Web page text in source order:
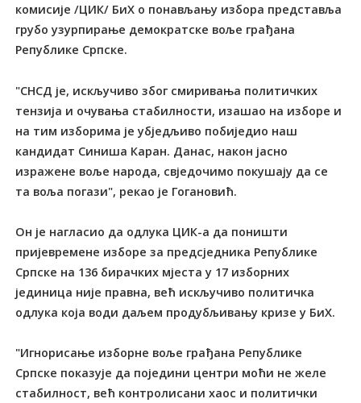
комисије /ЦИК/ БиХ о понављању избора представља
грубо узурпирање демократске воље грађана
Републике Српске.
"СНСД је, искључиво због смиривања политичких
тензија и очувања стабилности, изашао на изборе и
на тим изборима је убједљиво побиједио наш
кандидат Синиша Каран. Данас, након јасно
изражене воље народа, свједочимо покушају да се
та воља погази", рекао је Гогановић.
Он је нагласио да одлука ЦИК-а да поништи
пријевремене изборе за предсједника Републике
Српске на 136 бирачких мјеста у 17 изборних
јединица није правна, већ искључиво политичка
одлука која води даљем продубљивању кризе у БиХ.
"Игнорисање изборне воље грађана Републике
Српске показује да поједини центри моћи не желе
стабилност, већ контролисани хаос и политички